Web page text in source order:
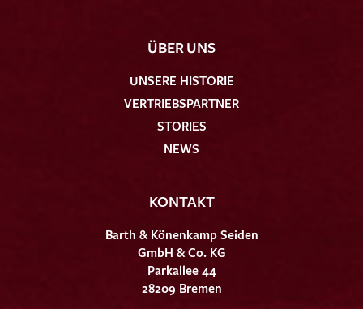
ÜBER UNS
UNSERE HISTORIE
VERTRIEBSPARTNER
STORIES
NEWS
KONTAKT
Barth & Könenkamp Seiden
GmbH & Co. KG
Parkallee 44
28209 Bremen